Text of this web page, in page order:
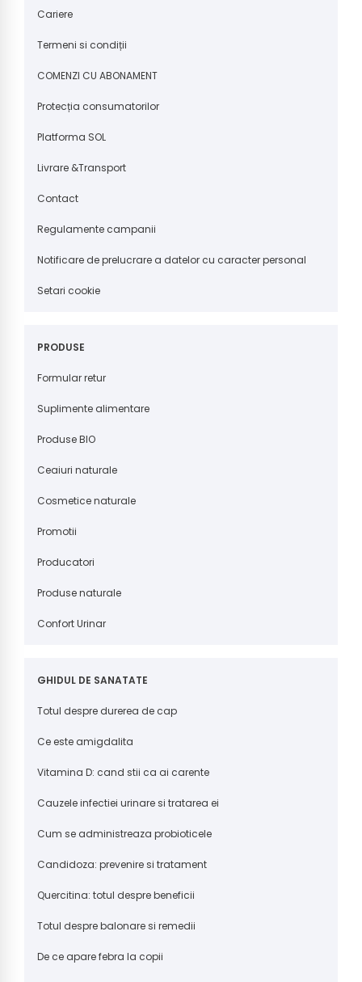
Cariere
Termeni si condiții
COMENZI CU ABONAMENT
Protecția consumatorilor
Platforma SOL
Livrare &Transport
Contact
Regulamente campanii
Notificare de prelucrare a datelor cu caracter personal
Setari cookie
PRODUSE
Formular retur
Suplimente alimentare
Produse BIO
Ceaiuri naturale
Cosmetice naturale
Promotii
Producatori
Produse naturale
Confort Urinar
GHIDUL DE SANATATE
Totul despre durerea de cap
Ce este amigdalita
Vitamina D: cand stii ca ai carente
Cauzele infectiei urinare si tratarea ei
Cum se administreaza probioticele
Candidoza: prevenire si tratament
Quercitina: totul despre beneficii
Totul despre balonare si remedii
De ce apare febra la copii